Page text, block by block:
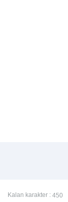
Kalan karakter : 450